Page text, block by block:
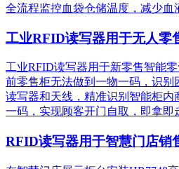
全流程监控血袋仓储温度，减少血
工业RFID读写器用于无人零
工业RFID读写器用于新零售智能
前零售柜无法做到一物一码，识别
读写器和天线，精准识别​智能柜内
一码，实现顾客开门自取，即拿即
RFID读写器用于智慧门店销